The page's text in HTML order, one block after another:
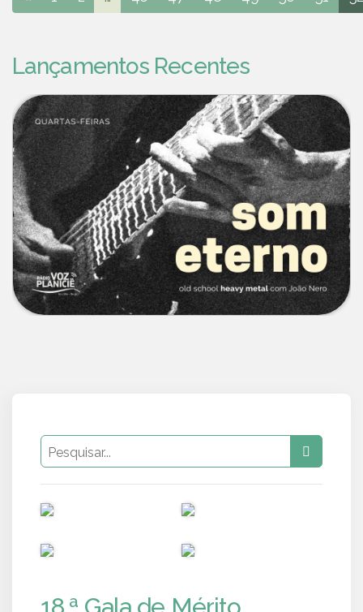
Lançamentos Recentes